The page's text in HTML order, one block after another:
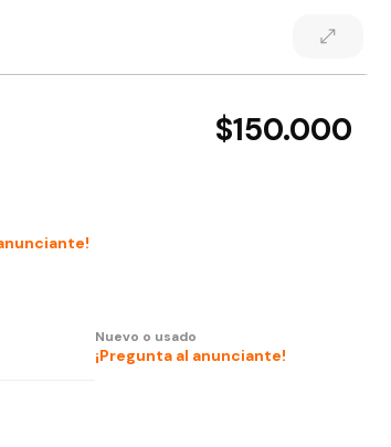
$150.000
Nuevo o usado
¡Pregunta al anunciante!